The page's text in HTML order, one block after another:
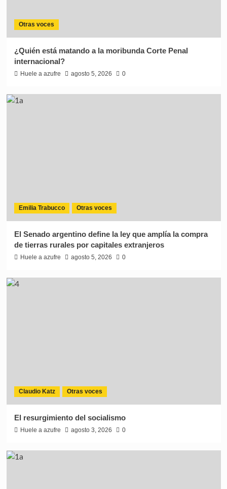
Otras voces
¿Quién está matando a la moribunda Corte Penal
internacional?
Huele a azufre agosto 5, 2026 0
Emilia Trabucco Otras voces
El Senado argentino define la ley que amplía la compra
de tierras rurales por capitales extranjeros
Huele a azufre agosto 5, 2026 0
Claudio Katz Otras voces
El resurgimiento del socialismo
Huele a azufre agosto 3, 2026 0